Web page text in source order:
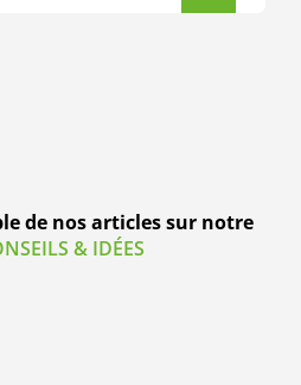
de nos articles sur notre
& IDÉES